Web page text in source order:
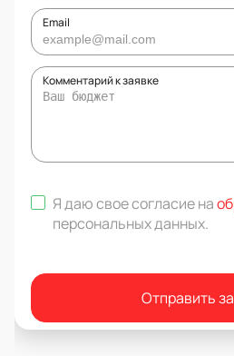
Email
Комментарий к заявке
Я даю свое согласие на
персональных данных.
Отправить